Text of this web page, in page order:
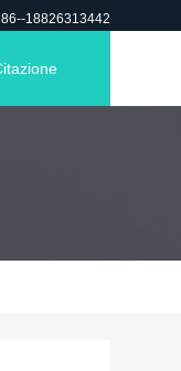
86--18826313442